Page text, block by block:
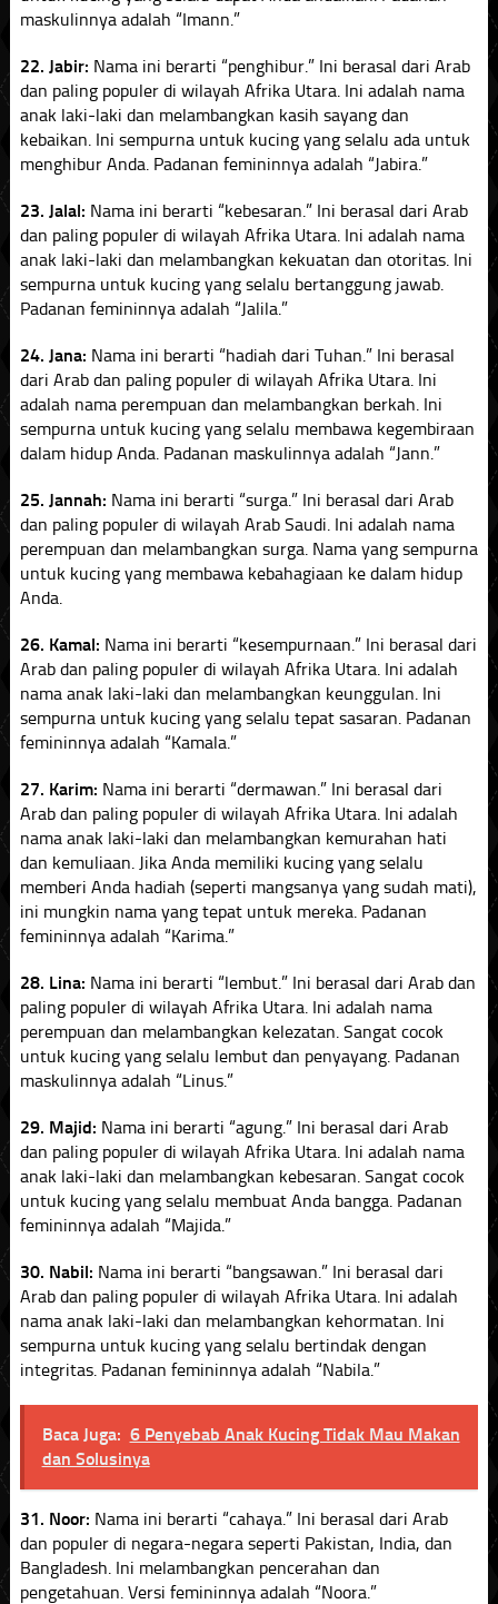
maskulinnya adalah “Imann.”
22. Jabir: Nama ini berarti “penghibur.” Ini berasal dari Arab
dan paling populer di wilayah Afrika Utara. Ini adalah nama
anak laki-laki dan melambangkan kasih sayang dan
kebaikan. Ini sempurna untuk kucing yang selalu ada untuk
menghibur Anda. Padanan femininnya adalah “Jabira.”
23. Jalal: Nama ini berarti “kebesaran.” Ini berasal dari Arab
dan paling populer di wilayah Afrika Utara. Ini adalah nama
anak laki-laki dan melambangkan kekuatan dan otoritas. Ini
sempurna untuk kucing yang selalu bertanggung jawab.
Padanan femininnya adalah “Jalila.”
24. Jana: Nama ini berarti “hadiah dari Tuhan.” Ini berasal
dari Arab dan paling populer di wilayah Afrika Utara. Ini
adalah nama perempuan dan melambangkan berkah. Ini
sempurna untuk kucing yang selalu membawa kegembiraan
dalam hidup Anda. Padanan maskulinnya adalah “Jann.”
25. Jannah: Nama ini berarti “surga.” Ini berasal dari Arab
dan paling populer di wilayah Arab Saudi. Ini adalah nama
perempuan dan melambangkan surga. Nama yang sempurna
untuk kucing yang membawa kebahagiaan ke dalam hidup
Anda.
26. Kamal: Nama ini berarti “kesempurnaan.” Ini berasal dari
Arab dan paling populer di wilayah Afrika Utara. Ini adalah
nama anak laki-laki dan melambangkan keunggulan. Ini
sempurna untuk kucing yang selalu tepat sasaran. Padanan
femininnya adalah “Kamala.”
27. Karim: Nama ini berarti “dermawan.” Ini berasal dari
Arab dan paling populer di wilayah Afrika Utara. Ini adalah
nama anak laki-laki dan melambangkan kemurahan hati
dan kemuliaan. Jika Anda memiliki kucing yang selalu
memberi Anda hadiah (seperti mangsanya yang sudah mati),
ini mungkin nama yang tepat untuk mereka. Padanan
femininnya adalah “Karima.”
28. Lina: Nama ini berarti “lembut.” Ini berasal dari Arab dan
paling populer di wilayah Afrika Utara. Ini adalah nama
perempuan dan melambangkan kelezatan. Sangat cocok
untuk kucing yang selalu lembut dan penyayang. Padanan
maskulinnya adalah “Linus.”
29. Majid: Nama ini berarti “agung.” Ini berasal dari Arab
dan paling populer di wilayah Afrika Utara. Ini adalah nama
anak laki-laki dan melambangkan kebesaran. Sangat cocok
untuk kucing yang selalu membuat Anda bangga. Padanan
femininnya adalah “Majida.”
30. Nabil: Nama ini berarti “bangsawan.” Ini berasal dari
Arab dan paling populer di wilayah Afrika Utara. Ini adalah
nama anak laki-laki dan melambangkan kehormatan. Ini
sempurna untuk kucing yang selalu bertindak dengan
integritas. Padanan femininnya adalah “Nabila.”
Baca Juga: 6 Penyebab Anak Kucing Tidak Mau Makan
dan Solusinya
31. Noor: Nama ini berarti “cahaya.” Ini berasal dari Arab
dan populer di negara-negara seperti Pakistan, India, dan
Bangladesh. Ini melambangkan pencerahan dan
pengetahuan. Versi femininnya adalah “Noora.”